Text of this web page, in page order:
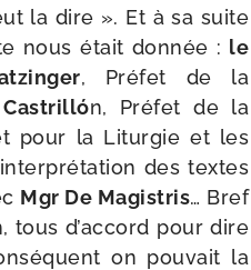
la dire ». Et à sa suite
nous était don­née : le
, Préfet de la
n, Préfet de la
pour la Liturgie et les
des textes
Mgr De Magistris… Bref
tous d’ac­cord pour dire
on pou­vait la